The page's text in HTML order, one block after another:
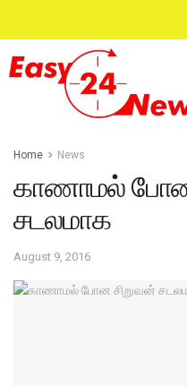
Home News
காணாமல்
சடலமாக
August 9, 2016